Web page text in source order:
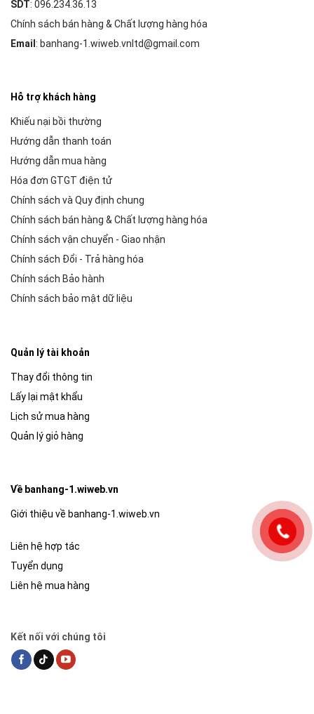
SDT: 096.234.36.13
Chính sách bán hàng & Chất lượng hàng hóa
Email : banhang-1.wiweb.vnltd@gmail.com
Hỗ trợ khách hàng
Khiếu nại bồi thường
Hướng dẫn thanh toán
Hướng dẫn mua hàng
Hóa đơn GTGT điện tử
Chính sách và Quy định chung
Chính sách bán hàng & Chất lượng hàng hóa
Chính sách vận chuyển - Giao nhận
Chính sách Đổi - Trả hàng hóa
Chính sách Bảo hành
Chính sách bảo mật dữ liệu
Quản lý tài khoản
Thay đổi thông tin
Lấy lại mật khẩu
Lịch sử mua hàng
Quản lý giỏ hàng
Về banhang-1.wiweb.vn
Giới thiệu về banhang-1.wiweb.vn
Liên hệ hợp tác
Tuyển dụng
Liên hệ mua hàng
Kết nối với chúng tôi